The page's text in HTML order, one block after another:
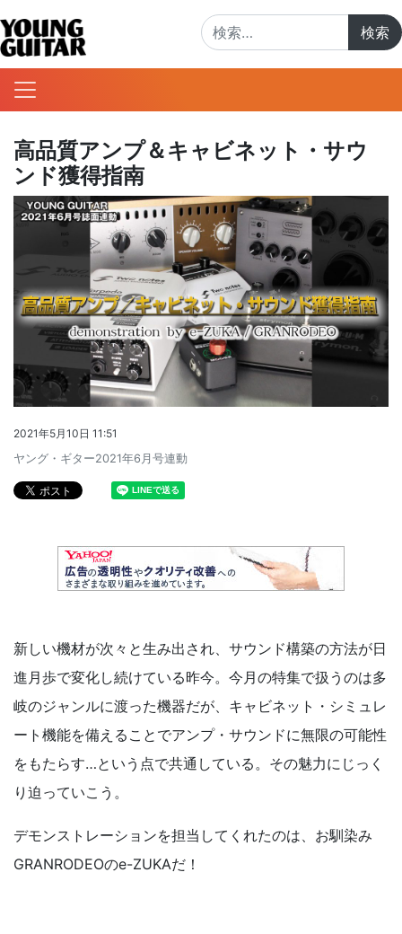
高品質アンプ＆キャビネット・サウ
ンド獲得指南
2021年5月10日 11:51
ヤング・ギター2021年6月号連動
新しい機材が次々と生み出され、サウンド構築の方法が日
進月歩で変化し続けている昨今。今月の特集で扱うのは多
岐のジャンルに渡った機器だが、キャビネット・シミュレ
ート機能を備えることでアンプ・サウンドに無限の可能性
をもたらす…という点で共通している。その魅力にじっく
り迫っていこう。
デモンストレーションを担当してくれたのは、お馴染み
GRANRODEOのe-ZUKAだ！